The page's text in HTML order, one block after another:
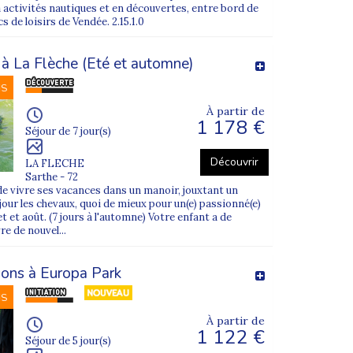
habitude à s'éloigner de vous quelques
ou 21 jours. Trouvez la colo qui
sportives multiples
? D'autres
dans le groupe adéquat en fonction
linguistiques et sportives
Votre pré-ado est pris en charge de
il bénéficiera des aides nécessaires
toutes les infos pour choisir la bonne
avecd'autres jeunes de son âge.
nautiques et en découvertes, entre bord de
loisirs de Vendée. 2.15.1.0
La Flèche (Eté et automne)
Séjour de 7 jour(s)
LA FLECHE
Sarthe - 72
À partir de
1 178 €
Découvrir
vivre ses vacances dans un manoir, jouxtant un
les chevaux, quoi de mieux pour un(e) passionné(e)
(7 jours à l'automne) Votre enfant a de
de nouvel...
à Europa Park
Séjour de 5 jour(s)
À partir de
1 122 €